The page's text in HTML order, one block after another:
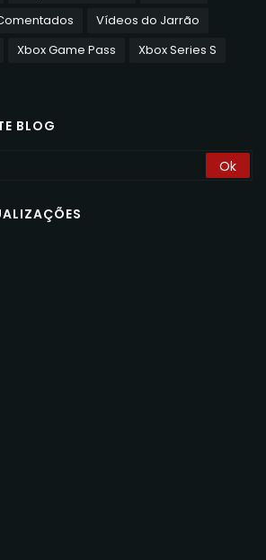
Vídeos do Jarrão
Xbox Game Pass
Xbox Series S
BLOG